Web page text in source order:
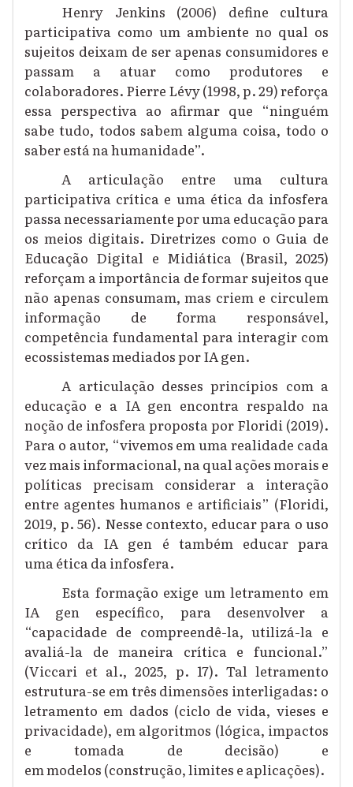
Henry Jenkins (2006) define cultura
participativa como um ambiente no qual os
sujeitos deixam de ser apenas consumidores e
passam a atuar como produtores e
colaboradores. Pierre Lévy (1998, p. 29) reforça
essa perspectiva ao afirmar que “ninguém
sabe tudo, todos sabem alguma coisa, todo o
saber está na humanidade”.
A articulação entre uma cultura
participativa crítica e uma ética da infosfera
passa necessariamente por uma educação para
os meios digitais. Diretrizes como o Guia de
Educação Digital e Midiática (Brasil, 2025)
reforçam a importância de formar sujeitos que
não apenas consumam, mas criem e circulem
informação de forma responsável,
competência fundamental para interagir com
ecossistemas mediados por IA gen.
A articulação desses princípios com a
educação e a IA gen encontra respaldo na
noção de infosfera proposta por Floridi (2019).
Para o autor, “vivemos em uma realidade cada
vez mais informacional, na qual ações morais e
políticas precisam considerar a interação
entre agentes humanos e artificiais” (Floridi,
2019, p. 56). Nesse contexto, educar para o uso
crítico da IA gen é também educar para
uma ética da infosfera.
Esta formação exige um letramento em
IA gen específico, para desenvolver a
“capacidade de compreendê-la, utilizá-la e
avaliá-la de maneira crítica e funcional.”
(Viccari et al., 2025, p. 17). Tal letramento
estrutura-se em três dimensões interligadas: o
letramento em dados (ciclo de vida, vieses e
privacidade), em algoritmos (lógica, impactos
e tomada de decisão) e
em modelos (construção, limites e aplicações).